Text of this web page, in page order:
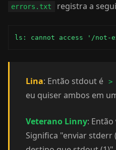
errors.txt registra a
ls: cannot access '/
Lina: Então stdout é >
eu quiser ambos em
Veterano Linny:
Significa "enviar stderr